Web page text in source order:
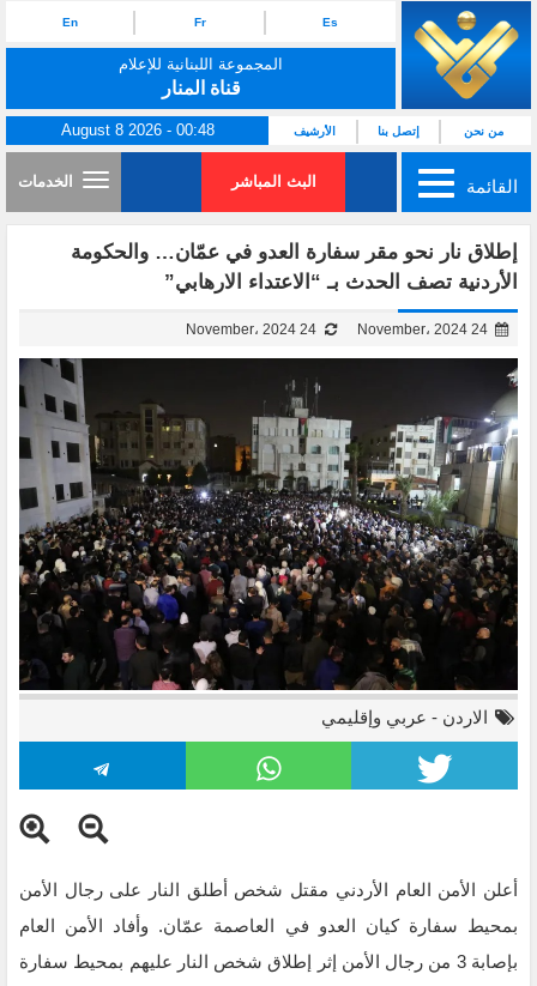
Es
Fr
En
المجموعة اللبنانية للإعلام
قناة المنار
من نحن إتصل بنا الأرشيف August 8 2026 - 00:48
القائمة البث المباشر الخدمات
إطلاق نار نحو مقر سفارة العدو في عمّان… والحكومة
الأردنية تصف الحدث بـ “الاعتداء الارهابي”
مظاهرات سابقة بمحيط سفارة العدو في عمّان تنديدا بالعدوان
الاردن - عربي وإقليمي
أعلن الأمن العام الأردني مقتل شخص أطلق النار على رجال الأمن
بمحيط سفارة كيان العدو في العاصمة عمّان. وأفاد الأمن العام
بإصابة 3 من رجال الأمن إثر إطلاق شخص النار عليهم بمحيط سفارة